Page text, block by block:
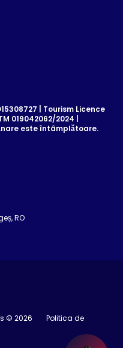
| Tourism Licence
019042062/2024 |
este întâmplătoare.
RO
© 2026
Politica de